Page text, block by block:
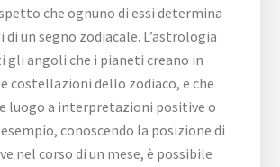
che ognuno di essi determina
un segno zodiacale. L’astrologia
angoli che i pianeti creano in
costellazioni dello zodiaco, e che
luogo a interpretazioni positive o
conoscendo la posizione di
nel corso di un mese, è possibile